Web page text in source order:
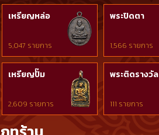
เหรียญหล่อ
5,047 รายการ
พระปิดตา
1,566 รายการ
เหรียญปั๊ม
2,609 รายการ
พระติดรางวัล
111 รายการ